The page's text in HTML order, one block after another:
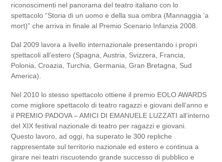
riconoscimenti nel panorama del teatro italiano con lo
spettacolo “Storia di un uomo e della sua ombra (Mannaggia ‘a
mort)” che arriva in finale al Premio Scenario Infanzia 2008.
Dal 2009 lavora a livello internazionale presentando i propri
spettacoli all’estero (Spagna, Austria, Svizzera, Francia,
Polonia, Croazia, Turchia, Germania, Gran Bretagna, Sud
America).
Nel 2010 lo stesso spettacolo ottiene il premio EOLO AWARDS
come migliore spettacolo di teatro ragazzi e giovani dell’anno e
il PREMIO PADOVA – AMICI DI EMANUELE LUZZATI all’interno
del XIX festival nazionale di teatro per ragazzi e giovani.
Questo lavoro, ad oggi, ha superato le 300 repliche
rappresentate sul territorio nazionale ed estero e continua a
girare nei teatri riscuotendo grande successo di pubblico e